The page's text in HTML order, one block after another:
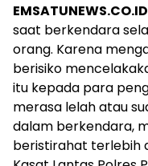
saat berkendara
orang. Karena
berisiko
itu kepada para
merasa lelah atau
dalam berkendara,
beristirahat terlebih